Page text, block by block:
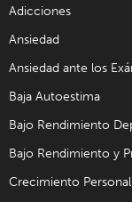
Adicciones
Ansiedad
Ansiedad ante los
Baja Autoestima
Bajo Rendimiento
Bajo Rendimiento y
Crecimiento Personal